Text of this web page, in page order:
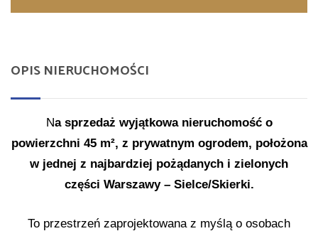
OPIS NIERUCHOMOŚCI
Na sprzedaż wyjątkowa nieruchomość o
powierzchni 45 m², z prywatnym ogrodem, położona
w jednej z najbardziej pożądanych i zielonych
części Warszawy – Sielce/Skierki.
To przestrzeń zaprojektowana z myślą o osobach